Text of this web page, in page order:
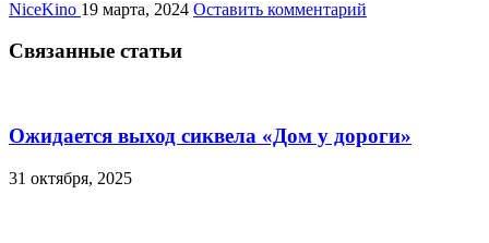
NiceKino 19 марта, 2024 Оставить комментарий
Связанные статьи
Ожидается выход сиквела «Дом у дороги»
31 октября, 2025